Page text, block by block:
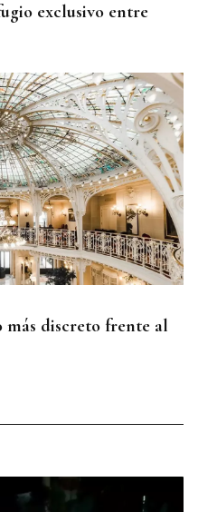
exclusivo entre
discreto frente al